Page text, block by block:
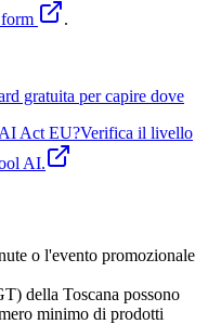
.
gratuita per capire dove
Act EU?Verifica il livello
AI.
o l'evento promozionale
della Toscana possono
minimo di prodotti